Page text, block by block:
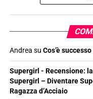
Andrea su Cos’è
Supergirl - Recensione:
Supergirl – Diventare
Ragazza d’Acciaio